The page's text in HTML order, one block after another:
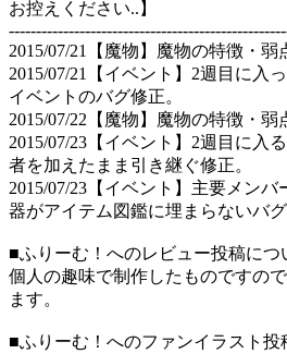
お控えください..】
2015/07/21【魔物】魔物の特徴・弱
2015/07/21【イベント】2週目に入
イベントのバグ修正。
2015/07/22【魔物】魔物の特徴・弱
2015/07/23【イベント】2週目に入
者を加えたまま引き継ぐ修正。
2015/07/23【イベント】主要メン
器がアイテム図鑑に埋まらないバグ
■ふりーむ！へのレビュー投稿につ
個人の趣味で制作したものですの
ます。
■ふりーむ！へのファンイラスト投